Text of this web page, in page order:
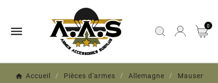
 0
Accueil Pièces d'armes Allemagne
Mauser